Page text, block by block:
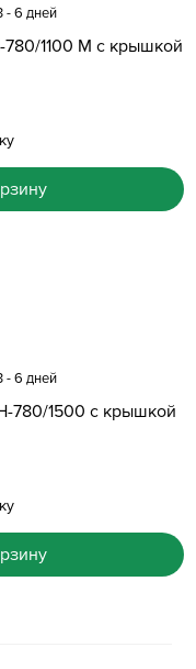
1100 М с крышкой
- 6 дней
780/1500 с крышкой
- 6 дней